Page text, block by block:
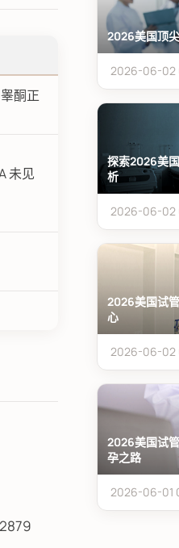
酮正
未见
2026美国顶
2026-06-02
探索2026美
析
2026-06-02
2026美国试
心
2026-06-02
2026美国试
孕之路
2026-06-01